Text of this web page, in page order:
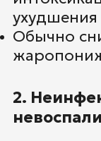
Обычно
2.